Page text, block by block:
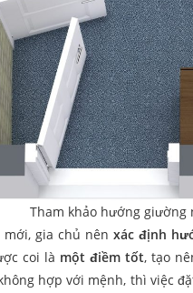
Tham khảo hướng
gia chủ nên xác định
coi là một điềm tốt, tạo
hợp với mệnh, thì việc